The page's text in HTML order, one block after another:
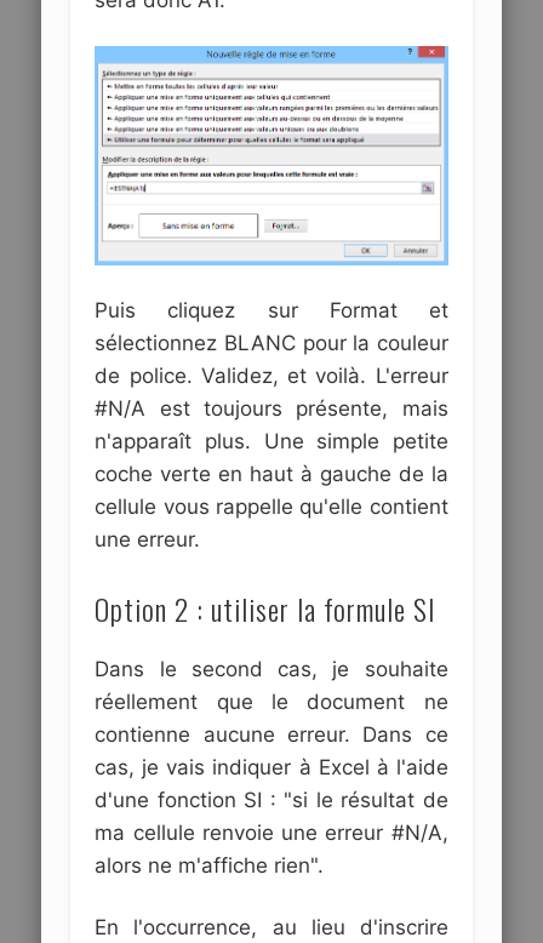
Puis cliquez sur Format et
sélectionnez BLANC pour la couleur
de police. Validez, et voilà. L'erreur
#N/A est toujours présente, mais
n'apparaît plus. Une simple petite
coche verte en haut à gauche de la
cellule vous rappelle qu'elle contient
une erreur.
Option 2 : utiliser la formule SI
Dans le second cas, je souhaite
réellement que le document ne
contienne aucune erreur. Dans ce
cas, je vais indiquer à Excel à l'aide
d'une fonction SI : "si le résultat de
ma cellule renvoie une erreur #N/A,
alors ne m'affiche rien".
En l'occurrence, au lieu d'inscrire